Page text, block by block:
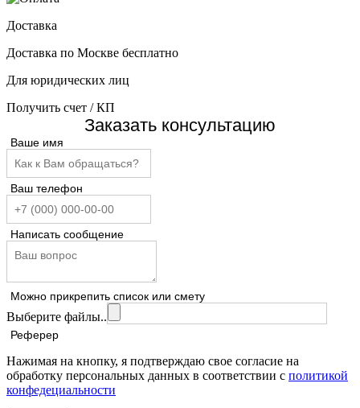
Доставка
Доставка по Москве бесплатно
Для юридических лиц
Получить счет / КП
Заказать консультацию
Ваше имя
Ваш телефон
Написать сообщение
Можно прикрепить список или смету
Выберите файлы..
Реферер
Нажимая на кнопку, я подтверждаю свое согласие на
обработку персональных данных в соответствии с политикой
конфедециальности